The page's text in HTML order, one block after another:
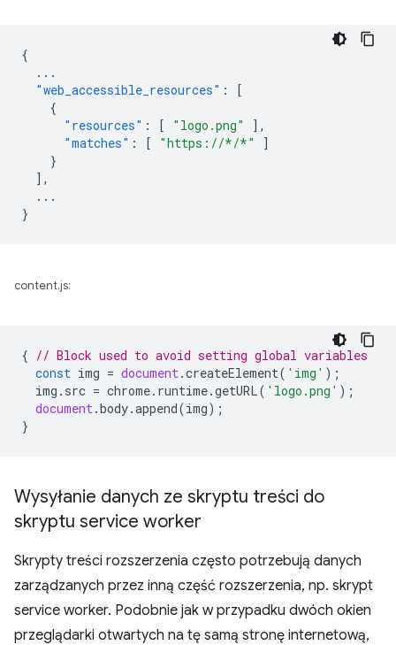
{
...
"web_accessible_resources" :
[
{
"resources" : [ "logo.png"
],
"matches" : [ "https://*/*"
]
}
],
...
}
content.js:
{ // Block used to avoid setting global variables
const img = document.createElement( 'img' );
img . src = chrome. runtime.getURL( 'logo.png' );
document.body.append(img);
}
Wysyłanie danych ze skryptu treści do
skryptu service worker
Skrypty treści rozszerzenia często potrzebują danych
zarządzanych przez inną część rozszerzenia, np. skrypt
service worker. Podobnie jak w przypadku dwóch okien
przeglądarki otwartych na tę samą stronę internetową,